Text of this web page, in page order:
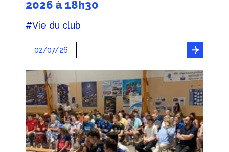
2026 à 18h30
#Vie du club
02/07/26